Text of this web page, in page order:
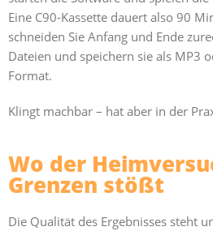
Eine C90-Kassette dauert also 90
schneiden Sie Anfang und Ende
Dateien und speichern sie als MP3
Format.
Klingt machbar – hat aber in der
Wo der
Grenzen stößt
Die Qualität des Ergebnisses steht